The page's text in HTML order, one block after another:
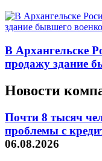
В Архангельске
продажу здание
Новости
Почти 8 тысяч
проблемы с
06.08.2026